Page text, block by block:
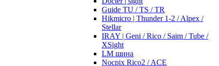
Guide TU / TS / TR
Hikmicro | Thunder 1-2 / Alpex /
Stellar
IRAY | Geni / Rico / Saim / Tube /
XSight
LM шина
Nocpix Rico2 / ACE